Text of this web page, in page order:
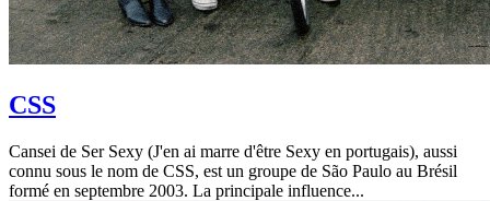
CSS
Cansei de Ser Sexy (J'en ai marre d'être Sexy en portugais), aussi
connu sous le nom de CSS, est un groupe de São Paulo au Brésil
formé en septembre 2003. La principale influence...